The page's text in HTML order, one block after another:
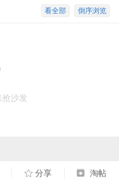
倒序浏览
看全部
抢沙发
分享 淘帖